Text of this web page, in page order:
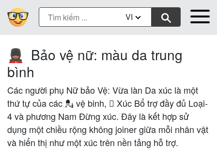
VI
💂🏽‍♀️
Bảo vệ nữ: màu da trung
bình
Các người phụ Nữ bảo Vệ: Vừa làn Da xúc là một
thứ tự của các 💂 vệ binh, 🏽 Xúc Bổ trợ đầy đủ Loại-
4 và phương Nam Đừng xúc. Đây là kết hợp sử
dụng một chiều rộng không joiner giữa mỗi nhân vật
và hiển thị như một xúc trên nền tảng hỗ trợ.